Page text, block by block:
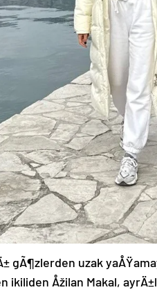
gÃ¶zlerden uzak
ikiliden Åžilan Makal,